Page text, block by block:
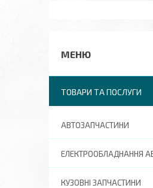
ТОВАРИ ТА ПОСЛУГИ
АВТОЗАПЧАСТИНИ
ЕЛЕКТРООБЛАДНАННЯ
КУЗОВНІ ЗАПЧАСТИНИ